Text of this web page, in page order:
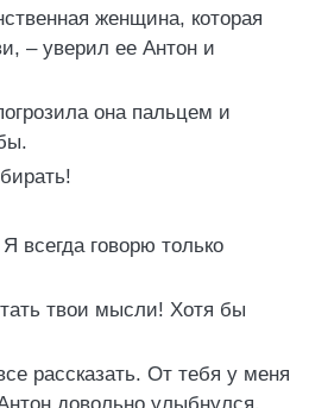
женщина, которая
– уверил ее Антон и
она пальцем и
всегда говорю только
твои мысли! Хотя бы
рассказать. От тебя у меня